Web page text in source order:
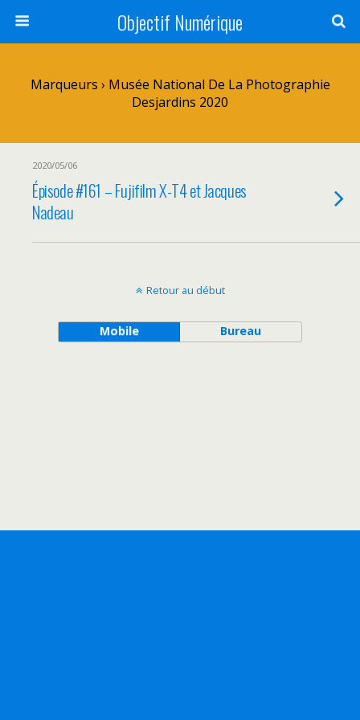
Objectif Numérique
Marqueurs › Musée National De La Photographie
Desjardins 2020
2020/05/06
Épisode #161 – Fujifilm X-T4 et Jacques
Nadeau
Retour au début
Mobile Bureau